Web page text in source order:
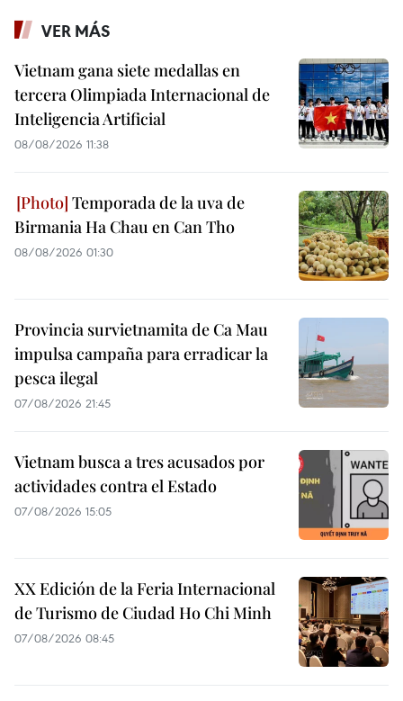
VER MÁS
Vietnam gana siete medallas en
tercera Olimpiada Internacional de
Inteligencia Artificial
08/08/2026 11:38
Temporada de la uva de
Birmania Ha Chau en Can Tho
08/08/2026 01:30
Provincia survietnamita de Ca Mau
impulsa campaña para erradicar la
pesca ilegal
07/08/2026 21:45
Vietnam busca a tres acusados por
actividades contra el Estado
07/08/2026 15:05
XX Edición de la Feria Internacional
de Turismo de Ciudad Ho Chi Minh
07/08/2026 08:45